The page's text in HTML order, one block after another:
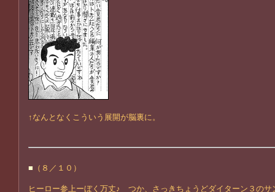
↑なんとなくこういう展開が脳裏に。
■ （８／１０）
ヒーロー参上ーぼく万丈♪ つか、さっきちょうどダイターン３のサ